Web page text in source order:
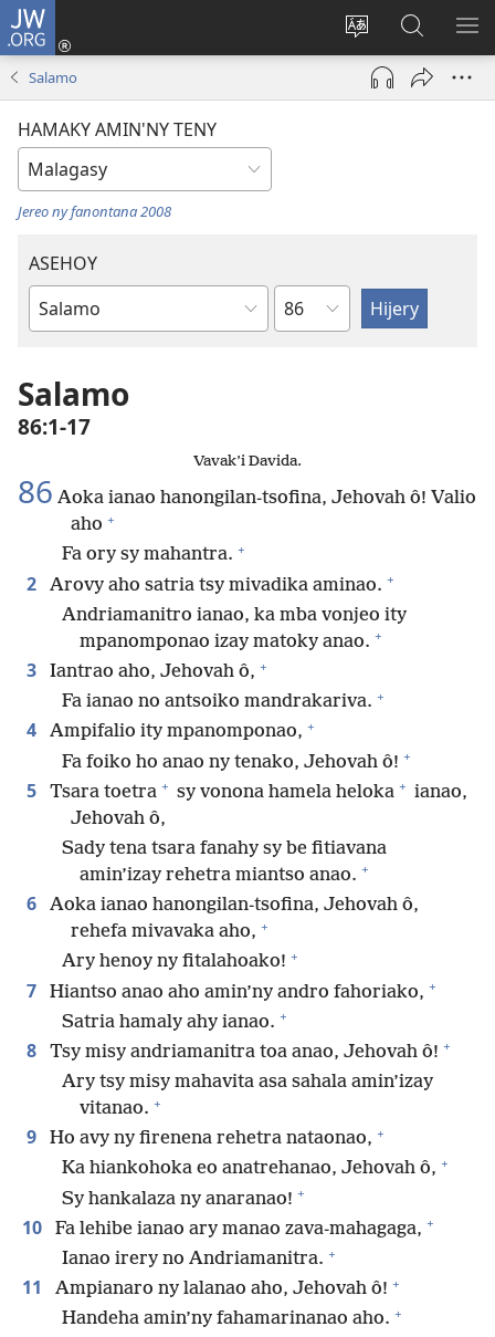
JW.ORG
Hiova
fiteny
Hiditra
(manokatra
rohy)
ato
Amin’ny
Salamo
HAMAKY AMIN'NY TENY
Jereo ny fanontana 2008
ASEHOY
Boky
Amin’ny
Baiboly
Toko
Salamo
86:1-17
Vavak’i Davida.
86 Aoka ianao hanongilan-tsofina, Jehovah ô! Valio
aho +
Fa ory sy mahantra. +
2 Arovy aho satria tsy mivadika aminao. +
Andriamanitro ianao, ka mba vonjeo ity
mpanomponao izay matoky anao. +
3 Iantrao aho, Jehovah ô, +
Fa ianao no antsoiko mandrakariva. +
4 Ampifalio ity mpanomponao, +
Fa foiko ho anao ny tenako, Jehovah ô! +
5 Tsara toetra + sy vonona hamela heloka + ianao,
Jehovah ô,
Sady tena tsara fanahy sy be fitiavana
amin’izay rehetra miantso anao. +
6
Aoka ianao hanongilan-tsofina, Jehovah ô,
rehefa mivavaka aho, +
Ary henoy ny fitalahoako! +
7 Hiantso anao aho amin’ny andro fahoriako, +
Satria hamaly ahy ianao. +
8 Tsy misy andriamanitra toa anao, Jehovah ô! +
Ary tsy misy mahavita asa sahala amin’izay
vitanao. +
9 Ho avy ny firenena rehetra nataonao, +
Ka hiankohoka eo anatrehanao, Jehovah ô, +
Sy hankalaza ny anaranao! +
10 Fa lehibe ianao ary manao zava-mahagaga, +
Ianao irery no Andriamanitra. +
11 Ampianaro ny lalanao aho, Jehovah ô! +
Handeha amin’ny fahamarinanao aho. +